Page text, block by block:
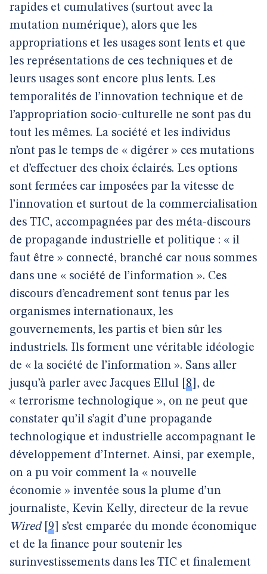
rapides et cumulatives (surtout avec la
mutation numérique), alors que les
appropriations et les usages sont lents et que
les représentations de ces techniques et de
leurs usages sont encore plus lents. Les
temporalités de l’innovation technique et de
l’appropriation socio-culturelle ne sont pas du
tout les mêmes. La société et les individus
n’ont pas le temps de « digérer » ces mutations
et d’effectuer des choix éclairés. Les options
sont fermées car imposées par la vitesse de
l’innovation et surtout de la commercialisation
des TIC, accompagnées par des méta-discours
de propagande industrielle et politique : « il
faut être » connecté, branché car nous sommes
dans une « société de l’information ». Ces
discours d’encadrement sont tenus par les
organismes internationaux, les
gouvernements, les partis et bien sûr les
industriels. Ils forment une véritable idéologie
de « la société de l’information ». Sans aller
jusqu’à parler avec Jacques Ellul 8 , de
« terrorisme technologique », on ne peut que
constater qu’il s’agit d’une propagande
technologique et industrielle accompagnant le
développement d’Internet. Ainsi, par exemple,
on a pu voir comment la « nouvelle
économie » inventée sous la plume d’un
journaliste, Kevin Kelly, directeur de la revue
Wired[ 9
s’est emparée du monde économique
et de la finance pour soutenir les
surinvestissements dans les TIC et finalement